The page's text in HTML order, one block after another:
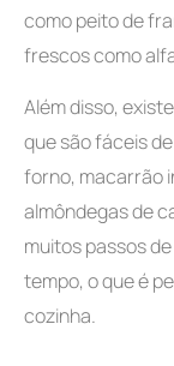
como peito de
frescos como
Além disso,
que são fáceis
forno, macarrão
almôndegas de
muitos passos
tempo, o que é
cozinha.